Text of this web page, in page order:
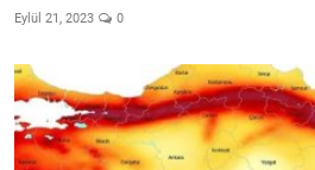
Eylül 21, 2023 0